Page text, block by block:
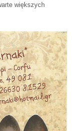
większych